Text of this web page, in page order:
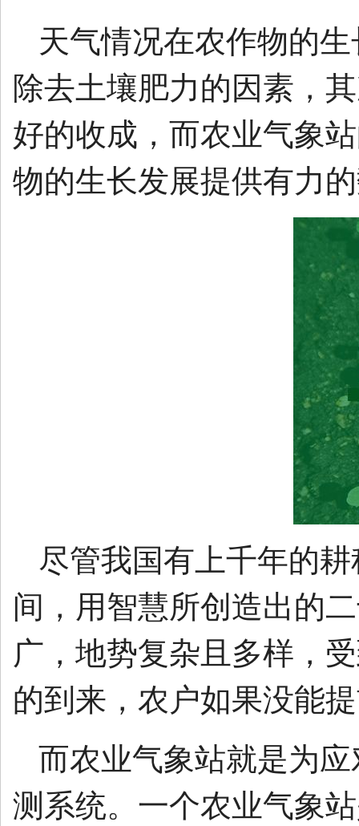
天气情况在农作物的
除去土壤肥力的因素，
好的收成，而农业气象
物的生长发展提供有力
尽管我国有上千年的
间，用智慧所创造出的
广，地势复杂且多样，
的到来，农户如果没能
而农业气象站就是为
测系统。一个农业气象